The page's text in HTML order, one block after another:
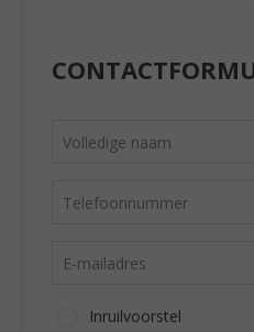
Inruilvoorstel